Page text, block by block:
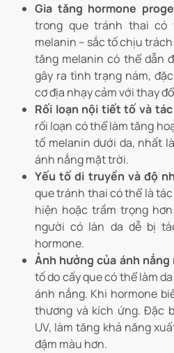
Gia tăng hormone
trong que tránh thai
melanin – sắc tố chịu
tăng melanin có thể dẫn
gây ra tình trạng nám,
cơ địa nhạy cảm với thay
Rối loạn nội tiết tố và
rối loạn có thể làm tăng
tố melanin dưới da, nhất
ánh nắng mặt trời.
Yếu tố di truyền và độ
que tránh thai có thể là
hiện hoặc trầm trọng
người có làn da dễ bị
hormone.
Ảnh hưởng của ánh
tố do cấy que có thể làm
ánh nắng. Khi hormone
thương và kích ứng. Đặc
UV, làm tăng khả năng
đậm màu hơn.